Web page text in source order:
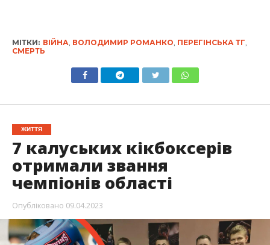
МІТКИ: ВІЙНА ВОЛОДИМИР РОМАНКО ПЕРЕГІНСЬКА ТГ
СМЕРТЬ
ЖИТТЯ
7 калуських кікбоксерів
отримали звання
чемпіонів області
Опубліковано 09.04.2023